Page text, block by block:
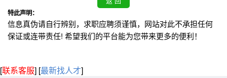
特此声明：
信息真伪请自行辨别，求职应聘须谨慎，网站对此不承担任何
保证或连带责任! 希望我们的平台能为您带来更多的便利！
[联系客服] [最新找人才]